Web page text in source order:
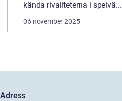
kända rivaliteterna i spelvä...
06 november 2025
Adress